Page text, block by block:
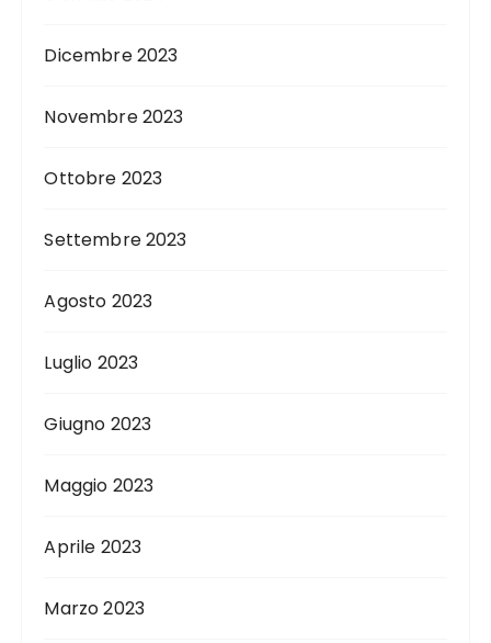
Dicembre 2023
Novembre 2023
Ottobre 2023
Settembre 2023
Agosto 2023
Luglio 2023
Giugno 2023
Maggio 2023
Aprile 2023
Marzo 2023